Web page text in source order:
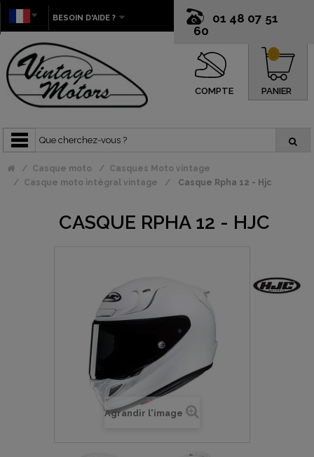
01 48 07 51
60
BESOIN D'AIDE ?
COMPTE PANIER
0
Casque moto
Casques Moto vintage
Casque moto intégral vintage
Casque Rpha 12 - Hjc
CASQUE RPHA 12 - HJC
Agrandir l'image